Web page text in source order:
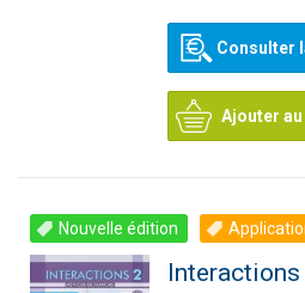
Consulter
Ajouter
Nouvelle édition